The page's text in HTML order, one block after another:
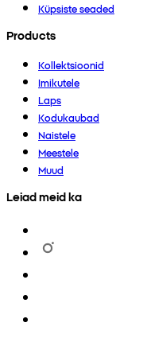
Küpsiste seaded
Products
Kollektsioonid
Imikutele
Laps
Kodukaubad
Naistele
Meestele
Muud
Leiad meid ka